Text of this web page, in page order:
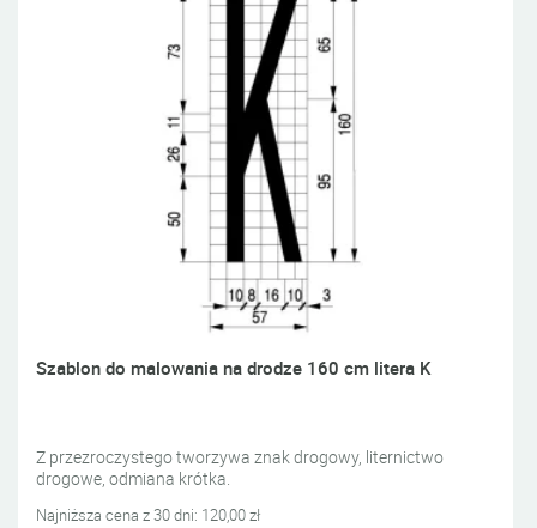
Szablon do malowania na drodze 160 cm litera K
Z przezroczystego tworzywa znak drogowy, liternictwo
drogowe, odmiana krótka.
Najniższa cena z 30 dni: 120,00 zł